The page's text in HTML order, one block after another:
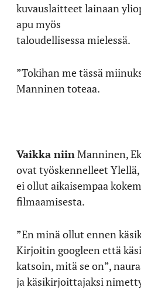
kuvauslaitteet lainaan
apu myös
taloudellisessa mielessä.
”Tokihan me tässä
Manninen toteaa.
Vaikka niin Manninen,
ovat työskennelleet
ei ollut aikaisempaa
filmaamisesta.
”En minä ollut ennen
Kirjoitin googleen että
katsoin, mitä se on”,
ja käsikirjoittajaksi